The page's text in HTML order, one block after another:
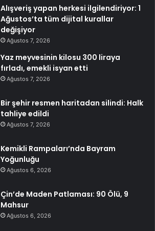
Alışveriş yapan herkesi ilgilendiriyor: 1
Ağustos’ta tüm dijital kurallar
değişiyor
Ağustos 7, 2026
Yaz meyvesinin kilosu 300 liraya
fırladı, emekli isyan etti
Ağustos 7, 2026
Bir şehir resmen haritadan silindi: Halk
tahliye edildi
Ağustos 7, 2026
Kemikli Rampaları’nda Bayram
Yoğunluğu
Ağustos 6, 2026
Çin’de Maden Patlaması: 90 Ölü, 9
Mahsur
Ağustos 6, 2026